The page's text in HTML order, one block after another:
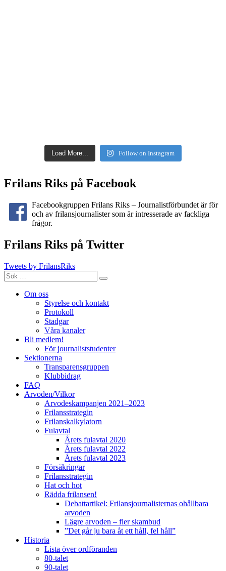
Load More... Follow on Instagram
Frilans Riks på Facebook
Facebookgruppen Frilans Riks – Journalistförbundet är för
och av frilansjournalister som är intresserade av fackliga
frågor.
Frilans Riks på Twitter
Tweets by FrilansRiks
Sök
efter:
Sök
Om oss
Styrelse och kontakt
Protokoll
Stadgar
Våra kanaler
Bli medlem!
För journaliststudenter
Sektionerna
Transparensgruppen
Klubbidrag
FAQ
Arvoden/Vilkor
Arvodeskampanjen 2021–2023
Frilansstrategin
Frilanskalkylatorn
Fulavtal
Årets fulavtal 2020
Årets fulavtal 2022
Årets fulavtal 2023
Försäkringar
Frilansstrategin
Hat och hot
Rädda frilansen!
Debattartikel: Frilansjournalisternas ohållbara
arvoden
Lägre arvoden – fler skambud
”Det går ju bara åt ett håll, fel håll”
Historia
Lista över ordföranden
80-talet
90-talet